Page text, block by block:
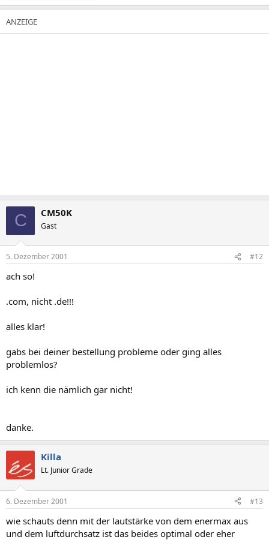
C CM50K
Gast
5. Dezember 2001 #12
ach so!
.com, nicht .de!!!
alles klar!
gabs bei deiner bestellung probleme oder ging alles
problemlos?
ich kenn die nämlich gar nicht!
danke.
Killa
Lt. Junior Grade
6. Dezember 2001 #13
wie schauts denn mit der lautstärke von dem enermax aus
und dem luftdurchsatz ist das beides optimal oder eher